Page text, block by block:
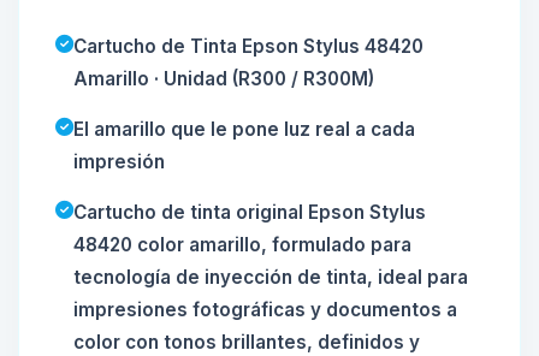
Cartucho de Tinta Epson Stylus 48420
Amarillo · Unidad (R300 / R300M)
El amarillo que le pone luz real a cada
impresión
Cartucho de tinta original Epson Stylus
48420 color amarillo, formulado para
tecnología de inyección de tinta, ideal para
impresiones fotográficas y documentos a
color con tonos brillantes, definidos y